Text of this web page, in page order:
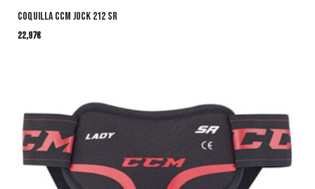
Coquilla CCM Jock 212 SR
22,97€